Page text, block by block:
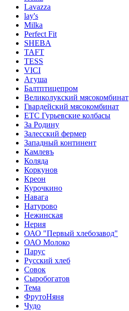
Lavazza
lay's
Milka
Perfect Fit
SHEBA
TAFT
TESS
VICI
Агуша
Балтптицепром
Великолукский мясокомбинат
Гвардейский мясокомбинат
ЕТС Гурьевские колбасы
За Родину
Залесский фермер
Западный континент
Камлевъ
Коляда
Коркунов
Креон
Курочкино
Навага
Натурово
Нежинская
Нерия
ОАО "Первый хлебозавод"
ОАО Молоко
Парус
Русский хлеб
Совок
Сыробогатов
Тема
ФрутоНяня
Чудо